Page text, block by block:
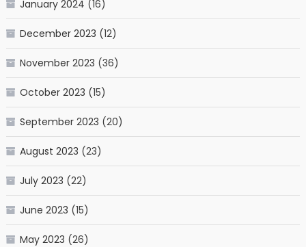
January 2024 (16)
December 2023 (12)
November 2023 (36)
October 2023 (15)
September 2023 (20)
August 2023 (23)
July 2023 (22)
June 2023 (15)
May 2023 (26)